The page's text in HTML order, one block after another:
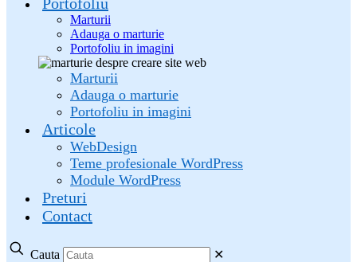
Marturii
Adauga o marturie
Portofoliu in imagini
Marturii
Adauga o marturie
Portofoliu in imagini
Articole
WebDesign
Teme profesionale WordPress
Module WordPress
Preturi
Contact
Cauta ✕